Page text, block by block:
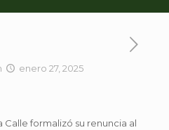
enero 27, 2025
formalizó su renuncia al